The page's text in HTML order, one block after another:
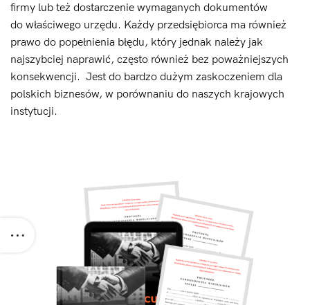
firmy lub też dostarczenie wymaganych dokumentów
do właściwego urzędu. Każdy przedsiębiorca ma również
prawo do popełnienia błędu, który jednak należy jak
najszybciej naprawić, często również bez poważniejszych
konsekwencji. Jest do bardzo dużym zaskoczeniem dla
polskich biznesów, w porównaniu do naszych krajowych
instytucji.